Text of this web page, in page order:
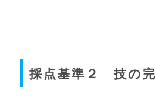
採点基準２ 技の